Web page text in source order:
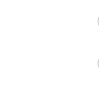
ΠΑΣΟΚ είναι το
ρεαλιστικό,
προς τα